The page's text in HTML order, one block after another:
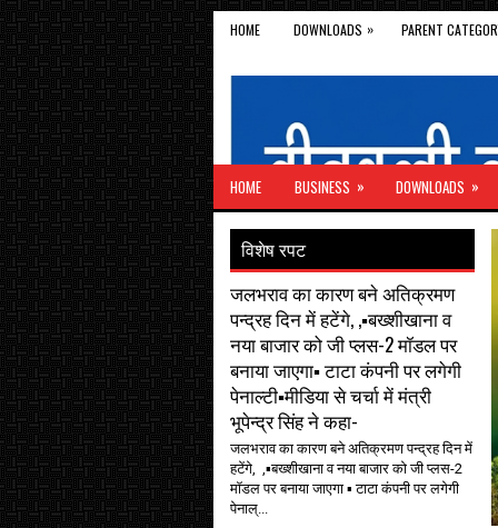
HOME DOWNLOADS » PARENT
HOME BUSINESS » DOWNLOADS »
विशेष रपट
जलभराव का कारण बने अतिक्रमण
पन्द्रह दिन में हटेंगे, ,▪️बख्शीखाना व
नया बाजार को जी प्लस-2 मॉडल पर
बनाया जाएगा▪️ टाटा कंपनी पर लगेगी
पेनाल्टी▪️मीडिया से चर्चा में मंत्री
भूपेन्द्र सिंह ने कहा-
जलभराव का कारण बने अतिक्रमण पन्द्रह दिन में
हटेंगे, ,▪️बख्शीखाना व नया बाजार को जी प्लस-2
मॉडल पर बनाया जाएगा ▪️ टाटा कंपनी पर लगेगी
पेनाल्...